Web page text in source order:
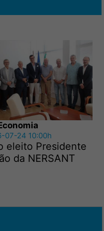
07-24 10:00h
eleito Presidente
da NERSANT